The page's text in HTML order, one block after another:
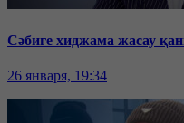
Сәбиге хиджама жасау
26 января, 19:34